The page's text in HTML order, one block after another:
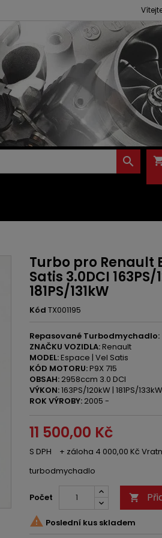

Turbo pro Renault
Satis 3.0DCI 163PS/
181PS/131kW
Kód TX001195
Repasované Turbodmychadlo:
ZNAČKU VOZIDLA:Renault
MODEL:Espace | Vel Satis
KÓD MOTORU:P9X 715
OBSAH: 2958ccm 3.0 DCI
VÝKON:163PS/120kW | 181PS/133kW
ROK VÝROBY: 2005 -
11 500,00 Kč
S DPH
+ záloha 4 000,00 Kč
turbodmychadlo
Počet 
 Poslední kus skladem